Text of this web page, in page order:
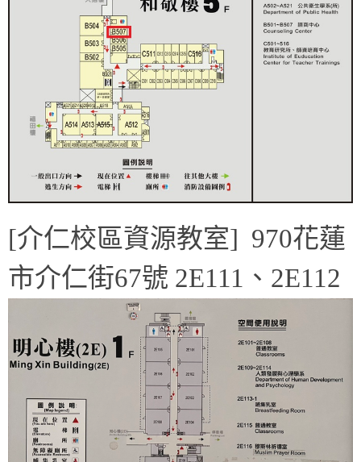
[介仁校區資源教室] 970花蓮
市介仁街67號 2E111、2E112